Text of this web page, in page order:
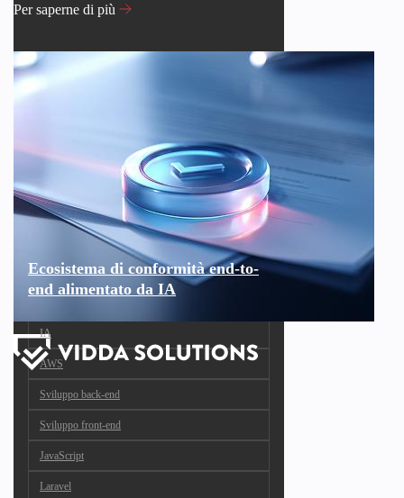
Per saperne di più
Ecosistema di conformità end-to-
end alimentato da IA
IA
AWS
Sviluppo back-end
Sviluppo front-end
JavaScript
Laravel